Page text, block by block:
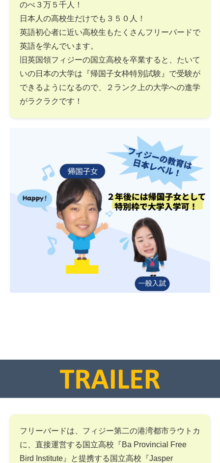
のべ３万５千人！
日本人の高校生だけでも３５０人！
英語初心者に近い高校生もたくさんフリーバードで
英語を学んでいます。
旧英国領フィジーの国立高校を卒業すると、たいて
いの日本の大学は『帰国子女枠特別試験』で受験が
できるようになるので、２ランク上の大学への進学
がラクラクです！
フリーバードは、フィジー第二の港湾都市ラウトカ
に、直接運営する国立高校『Ba Provincial Free
Bird Institute』と提携する国立高校『Jasper